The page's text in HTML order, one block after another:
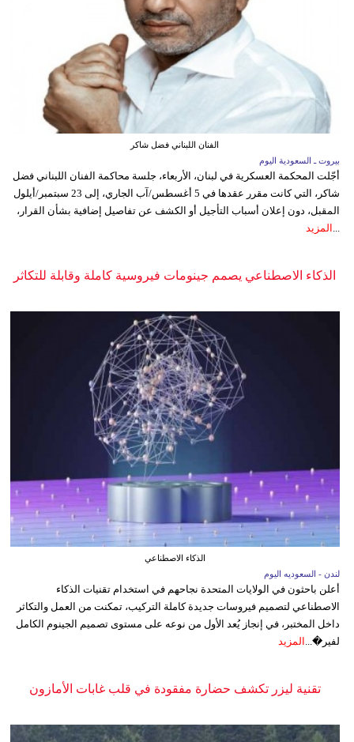
الفنان اللبناني فضل شاكر
بيروت ـ السعودية اليوم
أجّلت المحكمة العسكرية في لبنان، الأربعاء، جلسة محاكمة الفنان اللبناني فضل
شاكر، التي كانت مقرر عقدها في 5 أغسطس/آب الجاري، إلى 23 سبتمبر/أيلول
المقبل، دون إعلان أسباب التأجيل أو الكشف عن تفاصيل إضافية بشأن القرار،
المزيد
الذكاء الاصطناعي يصمم جينومات فيروسية كاملة وقابلة للتكاثر
الذكاء الاصطناعي
لندن - السعوديه اليوم
أعلن باحثون في الولايات المتحدة نجاحهم في استخدام تقنيات الذكاء
الاصطناعي لتصميم فيروسات جديدة كاملة التركيب، تمكنت من العمل والتكاثر
داخل المختبر، في إنجاز يُعد الأول من نوعه على مستوى تصميم الجينوم الكامل
لفير�... المزيد
تقنية ليزر تكشف حضارة مفقودة في قلب غابات الأمازون